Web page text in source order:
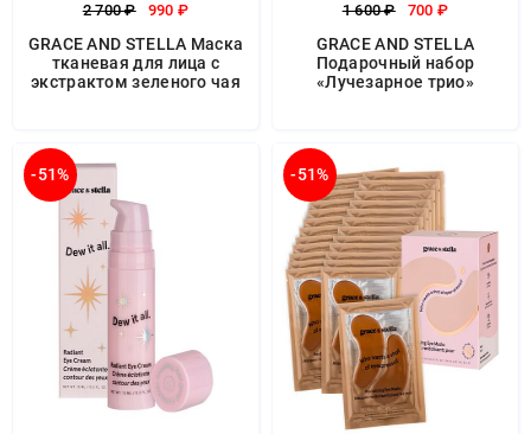
2 700 ₽ 990 ₽
GRACE AND STELLA Маска
тканевая для лица с
экстрактом зеленого чая
1 600 ₽ 700 ₽
GRACE AND STELLA
Подарочный набор
«Лучезарное трио»
-51% -51%